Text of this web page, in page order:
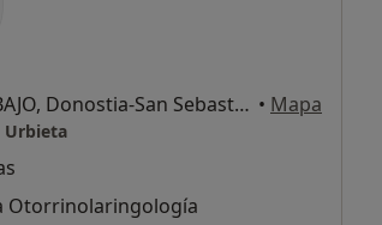
URBIETA, 58 BAJO, Donostia-San Sebastian • Mapa
Urbieta
Otorrinolaringología